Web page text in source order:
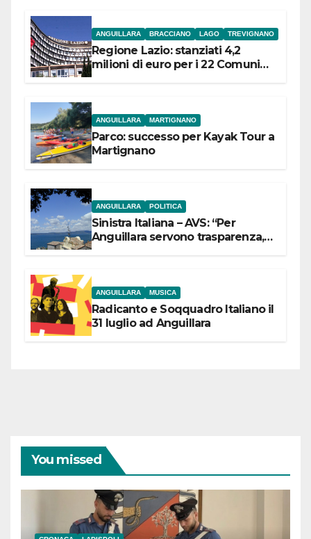
ANGUILLARA BRACCIANO LAGO TREVIGNANO
Regione Lazio: stanziati 4,2
milioni di euro per i 22 Comuni
ANGUILLARA MARTIGNANO
Parco: successo per Kayak Tour a
Martignano
ANGUILLARA POLITICA
Sinistra Italiana – AVS: “Per
Anguillara servono trasparenza,
ANGUILLARA MUSICA
Radicanto e Soqquadro Italiano il
31 luglio ad Anguillara
You missed